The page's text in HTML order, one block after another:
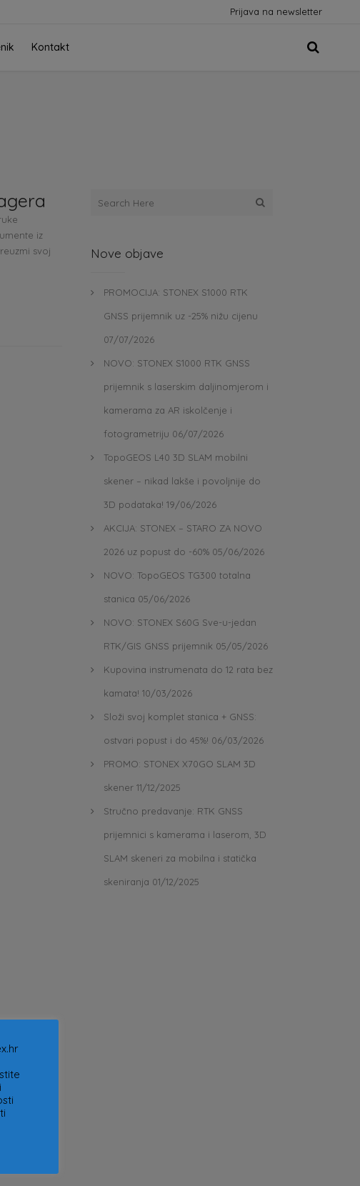
Prijava na newsletter
Kontakt
iz
svoj
Nove objave
PROMOCIJA: STONEX S1000 RTK
GNSS prijemnik uz -25% nižu cijenu
07/07/2026
NOVO: STONEX S1000 RTK GNSS
prijemnik s laserskim daljinomjerom i
kamerama za AR iskolčenje i
fotogrametriju 06/07/2026
TopoGEOS L40 3D SLAM mobilni
skener – nikad lakše i povoljnije do
3D podataka! 19/06/2026
AKCIJA: STONEX – STARO ZA NOVO
2026 uz popust do -60% 05/06/2026
NOVO: TopoGEOS TG300 totalna
stanica 05/06/2026
NOVO: STONEX S60G Sve-u-jedan
RTK/GIS GNSS prijemnik 05/05/2026
Kupovina instrumenata do 12 rata bez
kamata! 10/03/2026
Složi svoj komplet stanica + GNSS:
ostvari popust i do 45%! 06/03/2026
PROMO: STONEX X70GO SLAM 3D
skener 11/12/2025
Stručno predavanje: RTK GNSS
prijemnici s kamerama i laserom, 3D
SLAM skeneri za mobilna i statička
skeniranja 01/12/2025